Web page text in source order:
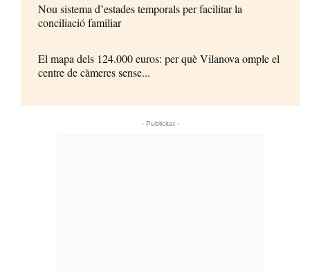
Nou sistema d’estades temporals per facilitar la
conciliació familiar
El mapa dels 124.000 euros: per què Vilanova omple el
centre de càmeres sense...
- Publicitat -